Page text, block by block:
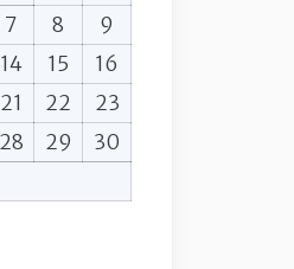
7 8
9
14 15
16
21 22
23
28 29
30